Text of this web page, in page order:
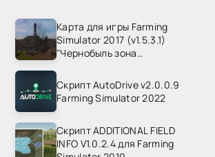
Карта для игры Farming
Simulator 2017 (v1.5.3.1)
"Чернобыль зона
Скрипт AutoDrive v2.0.0.9
Farming Simulator 2022
Скрипт ADDITIONAL FIELD
INFO V1.0.2.4 для Farming